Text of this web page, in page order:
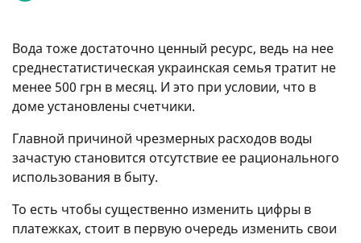
Вода тоже достаточно ценный ресурс, ведь на нее
среднестатистическая украинская семья тратит не
менее 500 грн в месяц. И это при условии, что в
доме установлены счетчики.
Главной причиной чрезмерных расходов воды
зачастую становится отсутствие ее рационального
использования в быту.
То есть чтобы существенно изменить цифры в
платежках, стоит в первую очередь изменить свои